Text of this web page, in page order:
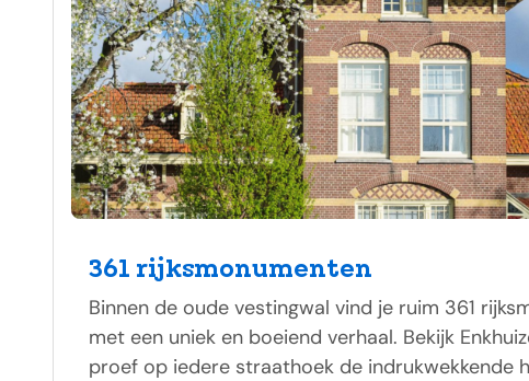
361 rijksmonumenten
Binnen de oude vestingwal vind je ruim 361
met een uniek en boeiend verhaal. Bekijk
proef op iedere straathoek de indrukwekkende